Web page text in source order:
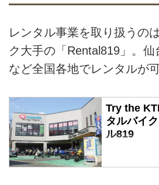
る中、KTM
きたのが
しかし、特
ある「R」
ていいエキ
えであった
レンタル事業を取り扱うの
ク大手の「Rental819」。
など全国各地でレンタルが
Try the
タルバイ
ル819